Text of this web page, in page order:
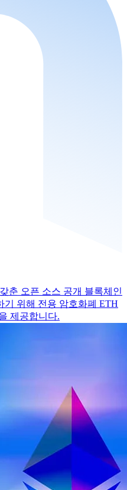
춘 오픈 소스 공개 블록체인
기 위해 전용 암호화폐 ETH
제공합니다.